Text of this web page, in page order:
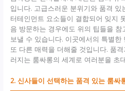
입니다. 고급스러운 분위기와 품격 있
터테인먼트 요소들이 결합되어 잊지
음 방문하는 경우에도 위의 팁들을
보낼 수 있습니다. 이곳에서의 특별한
또 다른 매력을 더해줄 것입니다. 품
러지는 룸싸롱의 세계로 여러분을 초
2. 신사들이 선택하는 품격 있는 룸싸